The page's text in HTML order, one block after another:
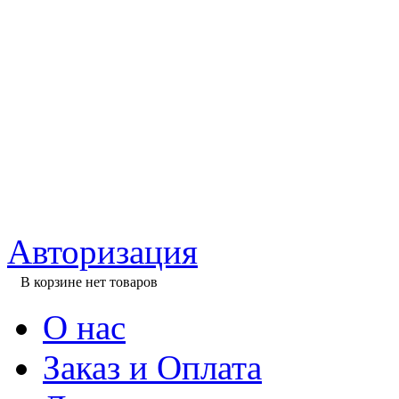
Авторизация
В корзине нет товаров
О нас
Заказ и Оплата